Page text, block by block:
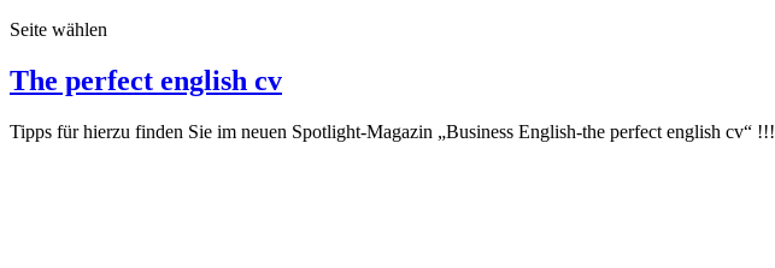
Seite wählen
The perfect english cv
Tipps für hierzu finden Sie im neuen Spotlight-Magazin „Business English-the perfect english cv“ !!!